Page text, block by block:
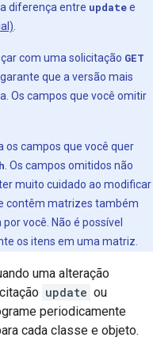
diferença entre updatee
com uma solicitação GET
que a versão mais
Os campos que você omitir
os campos que você quer
. Os campos omitidos não
muito cuidado ao modificar
contêm matrizes também
você. Não é possível
os itens em uma matriz.
uma alteração
update ou
periodicamente
cada classe e objeto.